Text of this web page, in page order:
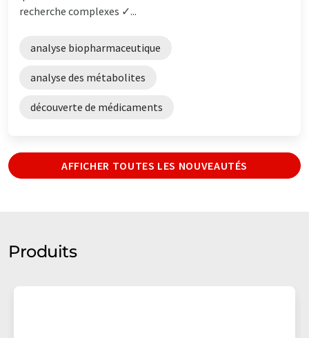
recherche complexes ✓...
analyse biopharmaceutique
analyse des métabolites
découverte de médicaments
AFFICHER TOUTES LES NOUVEAUTÉS
Produits